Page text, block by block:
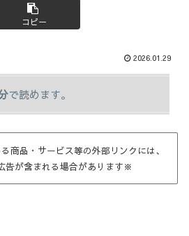
コピー
2026.01.29
で読めます。
商品・サービス等の外部リンクには、
告が含まれる場合があります※